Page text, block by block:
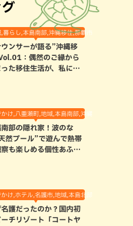
,暮らし,本島南部,沖縄移住,那覇市
ウンサーが語る”沖縄移
：偶然のご縁から
た移住生活が、私にと
かけ,八重瀬町,地域,本島南部,沖縄の海,自然
部の隠れ家！波のな
然プール”で遊んで熱帯
も楽しめる個性あふれ
かけ,ホテル,名護市,地域,本島北部
名護だったのか？国内初
チリゾート「コートヤ